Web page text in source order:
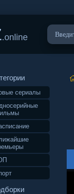
.online
сериалы